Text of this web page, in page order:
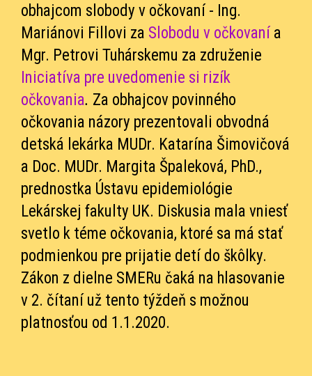
obhajcom slobody v očkovaní - Ing.
Mariánovi Fillovi za Slobodu v očkovanía
Mgr. Petrovi Tuhárskemu za združenie
Iniciatíva pre uvedomenie si rizík
očkovania. Za obhajcov povinného
očkovania názory prezentovali obvodná
detská lekárka MUDr. Katarína Šimovičová
a Doc. MUDr. Margita Špaleková, PhD.,
prednostka Ústavu epidemiológie
Lekárskej fakulty UK. Diskusia mala vniesť
svetlo k téme očkovania, ktoré sa má stať
podmienkou pre prijatie detí do škôlky.
Zákon z dielne SMERu čaká na hlasovanie
v 2. čítaní už tento týždeň s možnou
platnosťou od 1.1.2020.